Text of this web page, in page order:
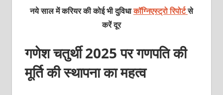
नये साल में करियर की कोई भी दुविधाकॉग्निएस्ट्रो रिपोर्टसे
करें दूर
गणेश चतुर्थी 2025 पर गणपति की
मूर्ति की स्थापना का महत्व